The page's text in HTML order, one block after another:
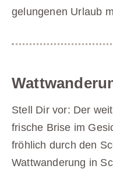
gelungenen Urlaub
Stell Dir vor: Der
frische Brise im
fröhlich durch den
Wattwanderung in